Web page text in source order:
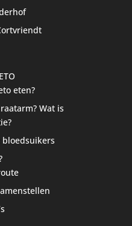
eten?
Wat is
bloedsuikers